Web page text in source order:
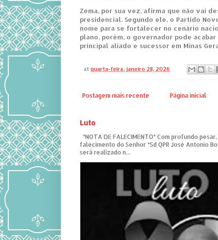
Zema, por sua vez, afirma que não vai
presidencial. Segundo ele, o Partido
nome para se fortalecer no cenário
plano, porém, o governador pode
principal aliado e sucessor em Minas
atquarta-feira, janeiro 28, 2026
Postagem mais recente Página inicial
Luto
*NOTA DE FALECIMENTO* Com profundo
falecimento do Senhor *Sd QPR José Antonio
será realizado n...